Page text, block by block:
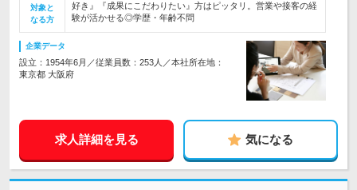
対象と
なる方
好き』『成果にこだわりたい』方はピッタリ。営業や接客の経
験が活かせる◎学歴・年齢不問
企業データ
設立：1954年6月／従業員数：253人／本社所在地：
東京都 大阪府
求人詳細を見る 気になる